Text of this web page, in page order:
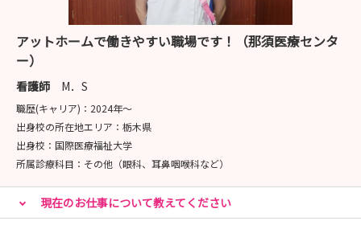
アットホームで働きやすい職場です！（那須医療センタ
ー）
看護師 M．S
職歴(キャリア)： 2024年〜
出身校の所在地エリア： 栃木県
出身校： 国際医療福祉大学
所属診療科目： その他（眼科、耳鼻咽喉科など）
現在のお仕事について教えてください